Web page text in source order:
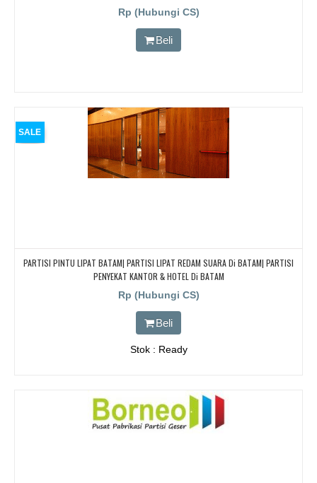
Rp (Hubungi CS)
Beli
SALE
PARTISI PINTU LIPAT BATAM| PARTISI LIPAT REDAM SUARA Di BATAM| PARTISI
PENYEKAT KANTOR & HOTEL Di BATAM
Rp (Hubungi CS)
Beli
Stok : Ready